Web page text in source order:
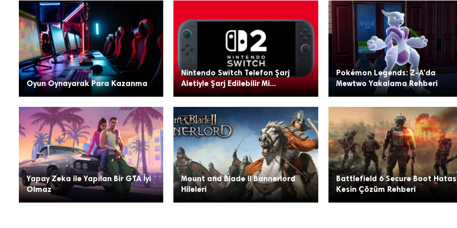
Oyun Oynayarak Para Kazanma
Nintendo Switch Telefon Şarj
Aletiyle Şarj Edilebilir Mi...
Pokémon Legends: Z-A’da
Mewtwo Yakalama Rehberi
Yapay Zeka ile Yapılan Bir GTA İyi
Olmaz
Mount and Blade II Bannerlord
Hileleri
Battlefield 6 Secure Boot
Kesin Çözüm Rehberi